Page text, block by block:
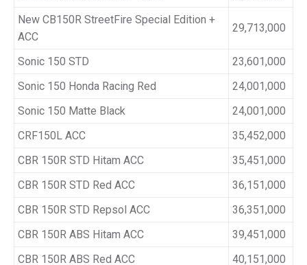
New CB150R StreetFire Special Edition +
ACC
29,713,000
Sonic 150 STD
23,601,000
Sonic 150 Honda Racing Red
24,001,000
Sonic 150 Matte Black
24,001,000
CRF150L ACC
35,452,000
CBR 150R STD Hitam ACC
35,451,000
CBR 150R STD Red ACC
36,151,000
CBR 150R STD Repsol ACC
36,351,000
CBR 150R ABS Hitam ACC
39,451,000
CBR 150R ABS Red ACC
40,151,000